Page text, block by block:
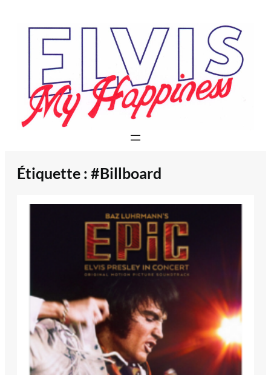
Étiquette : #Billboard